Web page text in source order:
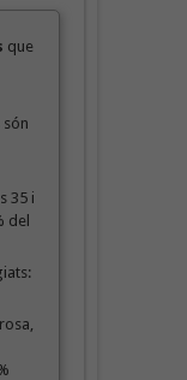
que
són
35 i
del